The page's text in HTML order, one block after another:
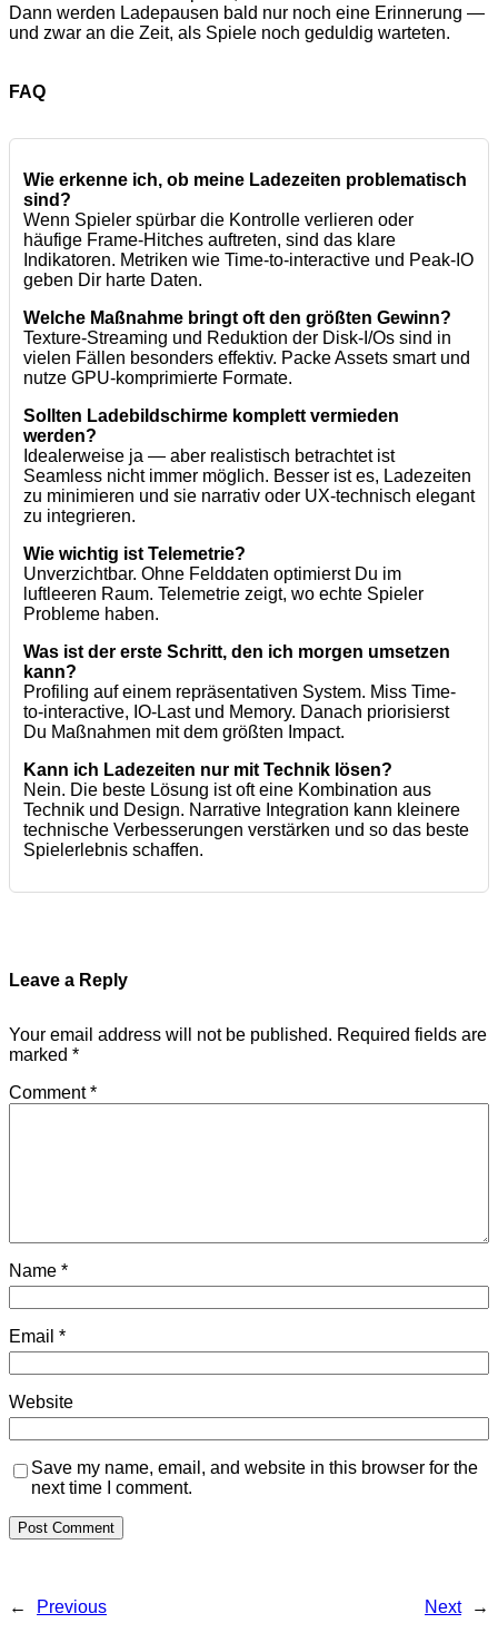
Dann werden Ladepausen bald nur noch eine Erinnerung —
und zwar an die Zeit, als Spiele noch geduldig warteten.
FAQ
Wie erkenne ich, ob meine Ladezeiten problematisch
sind?
Wenn Spieler spürbar die Kontrolle verlieren oder
häufige Frame-Hitches auftreten, sind das klare
Indikatoren. Metriken wie Time-to-interactive und Peak-IO
geben Dir harte Daten.
Welche Maßnahme bringt oft den größten Gewinn?
Texture-Streaming und Reduktion der Disk-I/Os sind in
vielen Fällen besonders effektiv. Packe Assets smart und
nutze GPU-komprimierte Formate.
Sollten Ladebildschirme komplett vermieden
werden?
Idealerweise ja — aber realistisch betrachtet ist
Seamless nicht immer möglich. Besser ist es, Ladezeiten
zu minimieren und sie narrativ oder UX-technisch elegant
zu integrieren.
Wie wichtig ist Telemetrie?
Unverzichtbar. Ohne Felddaten optimierst Du im
luftleeren Raum. Telemetrie zeigt, wo echte Spieler
Probleme haben.
Was ist der erste Schritt, den ich morgen umsetzen
kann?
Profiling auf einem repräsentativen System. Miss Time-
to-interactive, IO-Last und Memory. Danach priorisierst
Du Maßnahmen mit dem größten Impact.
Kann ich Ladezeiten nur mit Technik lösen?
Nein. Die beste Lösung ist oft eine Kombination aus
Technik und Design. Narrative Integration kann kleinere
technische Verbesserungen verstärken und so das beste
Spielerlebnis schaffen.
Leave a Reply
Your email address will not be published. Required fields are
marked *
Comment*
Name *
Email *
Website
Save my name, email, and website in this browser for the
next time I comment.
← Previous Next →